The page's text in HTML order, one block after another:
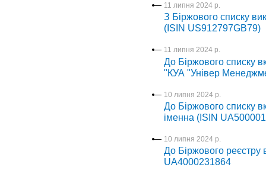
11 липня 2024 р.
З Біржового списку
(ISIN US912797GB79)
11 липня 2024 р.
До Біржового списку
"КУА "Універ
10 липня 2024 р.
До Біржового списку
іменна (ISIN
10 липня 2024 р.
До Біржового реєстру
UA4000231864